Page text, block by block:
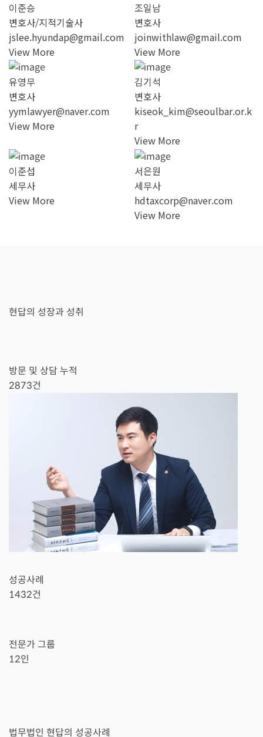
이준승
변호사/지적기술사
jslee.hyundap@gmail.com
View More
조일남
변호사
joinwithlaw@gmail.com
View More
유영무
변호사
yymlawyer@naver.com
View More
김기석
변호사
kiseok_kim@seoulbar.or.k
r
View More
이준섭
세무사
View More
서은원
세무사
hdtaxcorp@naver.com
View More
현답의 성장과 성취
방문 및 상담 누적
2873건
성공사례
1432건
전문가 그룹
12인
법무법인 현답의 성공사례